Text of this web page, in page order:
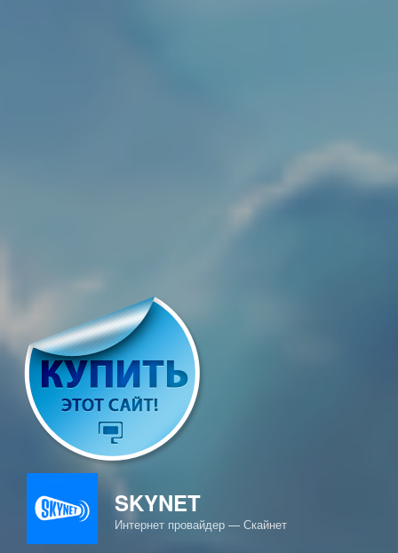
SKYNET
Интернет провайдер — Скайнет